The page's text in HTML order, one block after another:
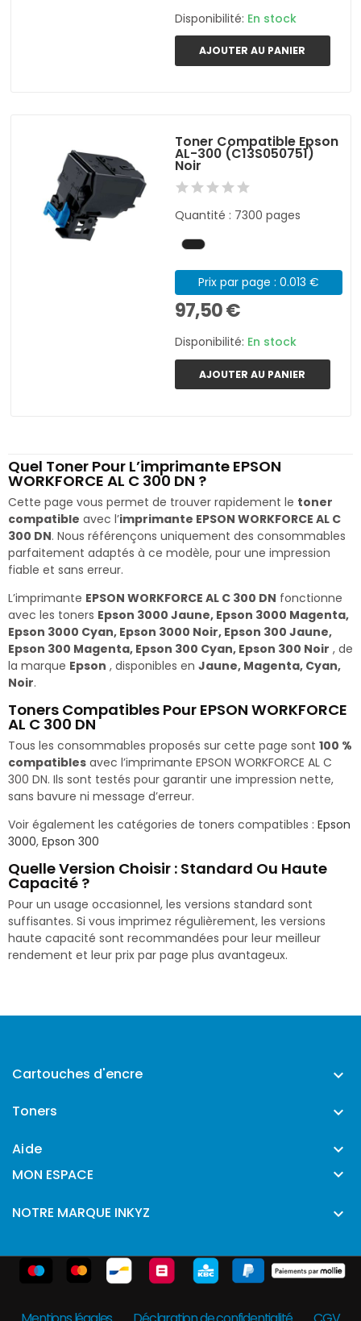
Disponibilité: En stock
AJOUTER AU PANIER
Toner Compatible Epson
AL-300 (C13S050751)
Noir
Quantité : 7300 pages
Prix par page : 0.013 €
97,50 €
Disponibilité: En stock
AJOUTER AU PANIER
Quel Toner Pour L’imprimante EPSON
WORKFORCE AL C 300 DN ?
Cette page vous permet de trouver rapidement le toner
compatible avec l’imprimante EPSON WORKFORCE AL C
300 DN. Nous référençons uniquement des consommables
parfaitement adaptés à ce modèle, pour une impression
fiable et sans erreur.
L’imprimante EPSON WORKFORCE AL C 300 DN fonctionne
avec les toners Epson 3000 Jaune, Epson 3000 Magenta,
Epson 3000 Cyan, Epson 3000 Noir, Epson 300 Jaune,
Epson 300 Magenta, Epson 300 Cyan, Epson 300 Noir , de
la marque Epson , disponibles en Jaune, Magenta, Cyan,
Noir.
Toners Compatibles Pour EPSON WORKFORCE
AL C 300 DN
Tous les consommables proposés sur cette page sont 100 %
compatibles avec l’imprimante EPSON WORKFORCE AL C
300 DN. Ils sont testés pour garantir une impression nette,
sans bavure ni message d’erreur.
Voir également les catégories de toners compatibles : Epson
3000, Epson 300
Quelle Version Choisir : Standard Ou Haute
Capacité ?
Pour un usage occasionnel, les versions standard sont
suffisantes. Si vous imprimez régulièrement, les versions
haute capacité sont recommandées pour leur meilleur
rendement et leur prix par page plus avantageux.
Cartouches d'encre 
Toners 
Aide 
MON ESPACE 
NOTRE MARQUE INKYZ 